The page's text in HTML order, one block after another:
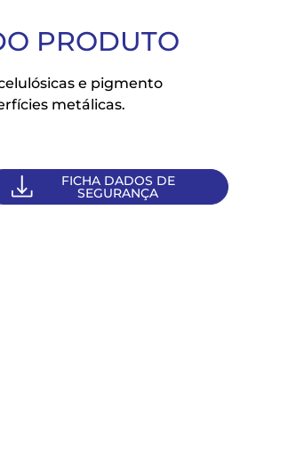
PRODUTO
e pigmento
metálicas.
FICHA DADOS DE
SEGURANÇA